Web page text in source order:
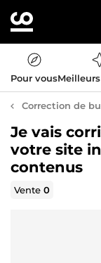
Pour vous
Correction de
Je vais
votre site
contenus
Vente0